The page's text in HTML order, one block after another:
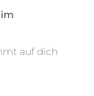
auf dich